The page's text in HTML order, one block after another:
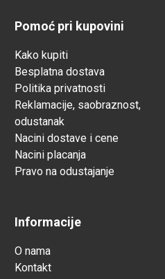
Pomoć pri kupovini
Kako kupiti
Besplatna dostava
Politika privatnosti
Reklamacije, saobraznost,
odustanak
Nacini dostave i cene
Nacini placanja
Pravo na odustajanje
Informacije
O nama
Kontakt